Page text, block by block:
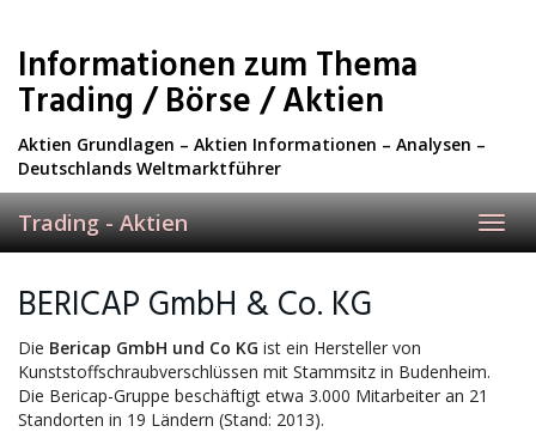
main
content
Informationen zum Thema
Trading / Börse / Aktien
Aktien Grundlagen – Aktien Informationen – Analysen –
Deutschlands Weltmarktführer
Trading - Aktien
BERICAP GmbH & Co. KG
Die Bericap GmbH und Co KG ist ein Hersteller von
Kunststoffschraubverschlüssen mit Stammsitz in Budenheim.
Die Bericap-Gruppe beschäftigt etwa 3.000 Mitarbeiter an 21
Standorten in 19 Ländern (Stand: 2013).